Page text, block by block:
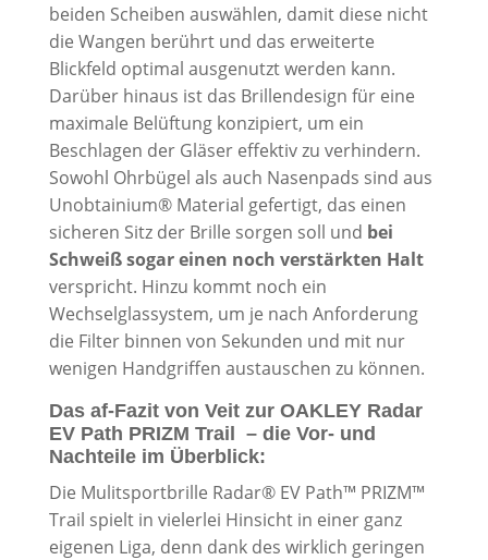
beiden Scheiben auswählen, damit diese nicht
die Wangen berührt und das erweiterte
Blickfeld optimal ausgenutzt werden kann.
Darüber hinaus ist das Brillendesign für eine
maximale Belüftung konzipiert, um ein
Beschlagen der Gläser effektiv zu verhindern.
Sowohl Ohrbügel als auch Nasenpads sind aus
Unobtainium® Material gefertigt, das einen
sicheren Sitz der Brille sorgen soll und bei
Schweiß sogar einen noch verstärkten Halt
verspricht. Hinzu kommt noch ein
Wechselglassystem, um je nach Anforderung
die Filter binnen von Sekunden und mit nur
wenigen Handgriffen austauschen zu können.
Das af-Fazit von Veit zur OAKLEY Radar
EV Path PRIZM Trail – die Vor- und
Nachteile im Überblick:
Die Mulitsportbrille Radar® EV Path™ PRIZM™
Trail spielt in vielerlei Hinsicht in einer ganz
eigenen Liga, denn dank des wirklich geringen